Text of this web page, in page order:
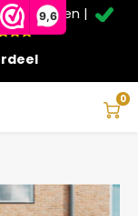
9,6
klanten |
0
en
korting*